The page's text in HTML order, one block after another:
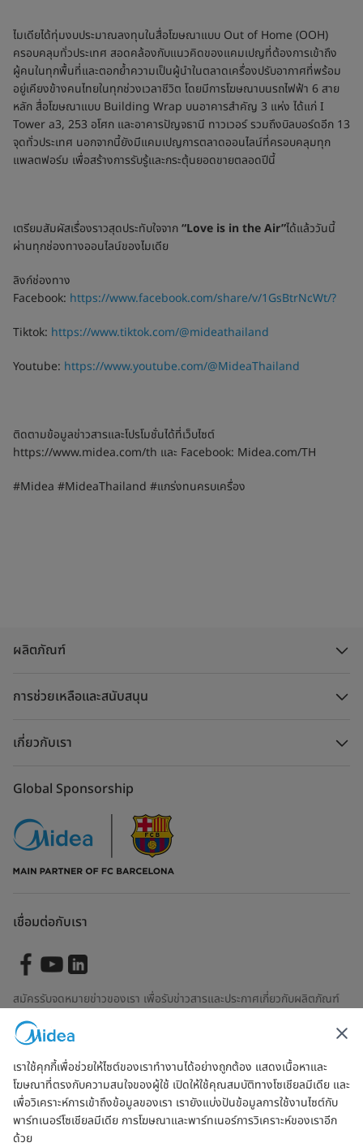
ไมเดียได้ทุ่มงบประมาณลงทุนในสื่อโฆษณาแบบ Out of Home (OOH)
ครอบคลุมทั่วประเทศ สอดคล้องกับแนวคิดของแคมเปญที่ต้องการเข้าถึง
ผู้คนในทุกพื้นที่และตอกย้ำความเป็นผู้นำในตลาดเครื่องปรับอากาศที่พร้อม
อยู่เคียงข้างคนไทยในทุกช่วงเวลาชีวิต โดยมีการโฆษณาบนรถไฟฟ้า 6 สาย
หลัก สื่อโฆษณาแบบ Building Wrap บนอาคารสำคัญ 3 แห่ง ได้แก่ I
Tower a3, 253 อโศก และอาคารปัญจธานี ทาวเวอร์ รวมถึงบิลบอร์ดอีก 13
จุดทั่วประเทศ นอกจากนี้ยังมีแคมเปญการตลาดออนไลน์ที่ครอบคลุมทุก
แพลตฟอร์ม เพื่อสร้างการรับรู้และกระตุ้นยอดขายตลอดปีนี้
เตรียมสัมผัสเรื่องราวสุดประทับใจจาก“Love is in the Air”ได้แล้ววันนี้
ผ่านทุกช่องทางออนไลน์ของไมเดีย
ลิงก์ช่องทาง
Facebook: https://www.facebook.com/share/v/1GsBtrNcWt/?
Tiktok: https://www.tiktok.com/@mideathailand
Youtube: https://www.youtube.com/@MideaThailand
ติดตามข้อมูลข่าวสารและโปรโมชั่นได้ที่เว็บไซต์
https://www.midea.com/th และ Facebook: Midea.com/TH
#Midea #MideaThailand #แกร่งทนครบเครื่อง
ผลิตภัณฑ์
การช่วยเหลือและสนับสนุน
เกี่ยวกับเรา
Global Sponsorship
เชื่อมต่อกับเรา
สมัครรับจดหมายข่าวของเรา เพื่อรับข่าวสารและประกาศเกี่ยวกับผลิตภัณฑ์
ล่าสุด
ตรวจสอบเพื่อดูว่าเราจัดการข้อมูลของคุณอย่างไรข้อตกลงการใช้งาน
เราใช้คุกกี้เพื่อช่วยให้ไซต์ของเราทำงานได้อย่างถูกต้อง แสดงเนื้อหาและ
โฆษณาที่ตรงกับความสนใจของผู้ใช้ เปิดให้ใช้คุณสมบัติทางโซเชียลมีเดีย และ
เพื่อวิเคราะห์การเข้าถึงข้อมูลของเรา เรายังแบ่งปันข้อมูลการใช้งานไซต์กับ
พาร์ทเนอร์โซเชียลมีเดีย การโฆษณาและพาร์ทเนอร์การวิเคราะห์ของเราอีก
ด้วย